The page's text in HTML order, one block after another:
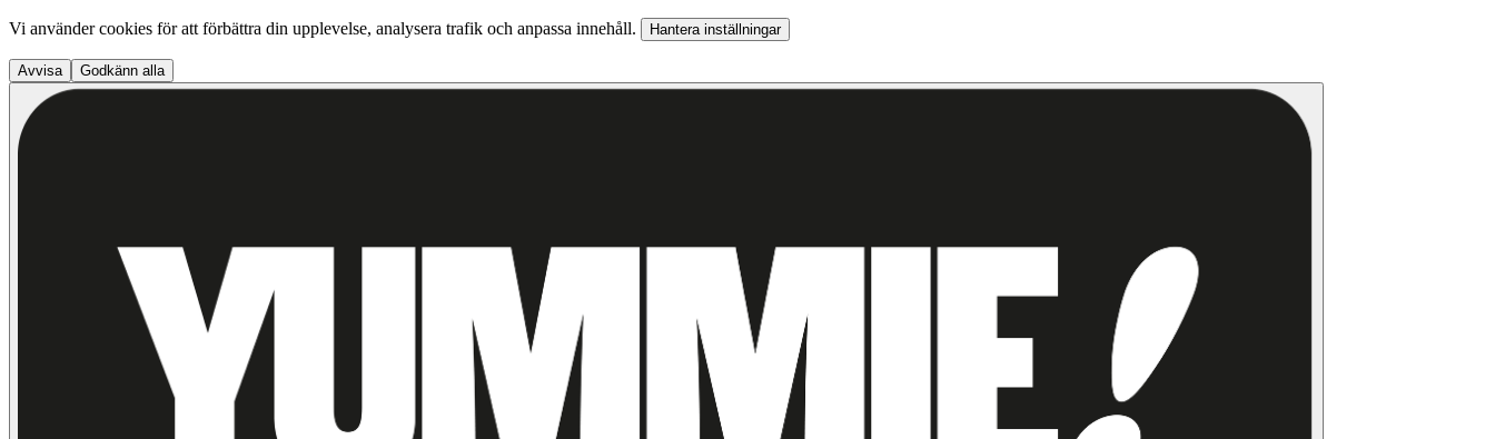
Vi använder cookies för att förbättra din upplevelse, analysera trafik och anpassa innehåll. Hantera inställningar
Avvisa Godkänn alla